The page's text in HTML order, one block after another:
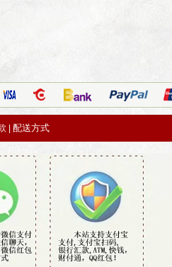
配送方式